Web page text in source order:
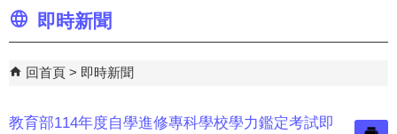
即時新聞
回首頁 即時新聞
教育部114年度自學進修專科學校學力鑑定考試即